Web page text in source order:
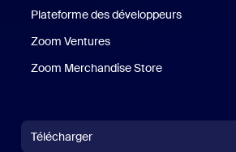
Plateforme des développeurs
Zoom Ventures
Zoom Merchandise Store
Télécharger